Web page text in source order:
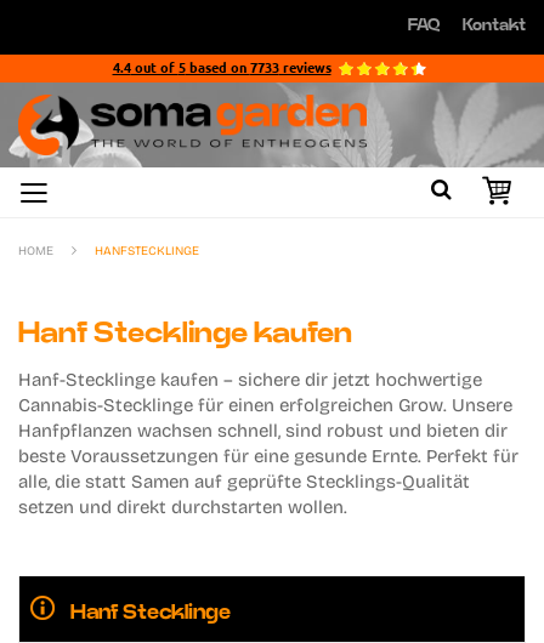
Inhalt
FAQ Kontakt
zum
Inhalt
4.4out of 5based on 7733reviews
HOME HANFSTECKLINGE
Hanf Stecklinge kaufen
Hanf-Stecklinge kaufen – sichere dir jetzt hochwertige
Cannabis-Stecklinge für einen erfolgreichen Grow. Unsere
Hanfpflanzen wachsen schnell, sind robust und bieten dir
beste Voraussetzungen für eine gesunde Ernte. Perfekt für
alle, die statt Samen auf geprüfte Stecklings-Qualität
setzen und direkt durchstarten wollen.
Hanf Stecklinge